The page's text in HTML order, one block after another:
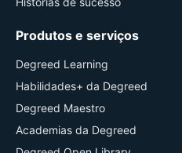
Produtos e serviços
Degreed Learning
Habilidades+ da Degreed
Degreed Maestro
Academias da Degreed